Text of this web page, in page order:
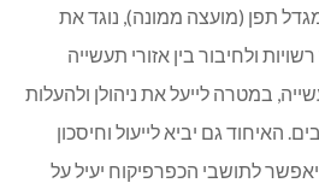
תפן (מועצה ממונה), נוגד את
ולחיבור בין אזורי תעשייה
במטרה לייעל את ניהולן ולהעלות
האיחוד גם יביא לייעול וחיסכון
לתושבי הכפרפיקוח יעיל על